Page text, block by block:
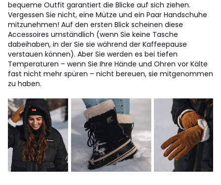
bequeme Outfit garantiert die Blicke auf sich ziehen.
Vergessen Sie nicht, eine Mütze und ein Paar Handschuhe
mitzunehmen! Auf den ersten Blick scheinen diese
Accessoires umständlich (wenn Sie keine Tasche
dabeihaben, in der Sie sie während der Kaffeepause
verstauen können). Aber Sie werden es bei tiefen
Temperaturen – wenn Sie Ihre Hände und Ohren vor Kälte
fast nicht mehr spüren – nicht bereuen, sie mitgenommen
zu haben.